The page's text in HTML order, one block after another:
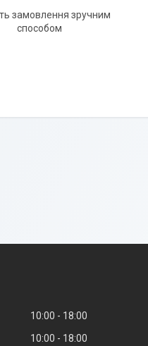
замовлення зручним
способом
10:00
18:00
10:00 18:00